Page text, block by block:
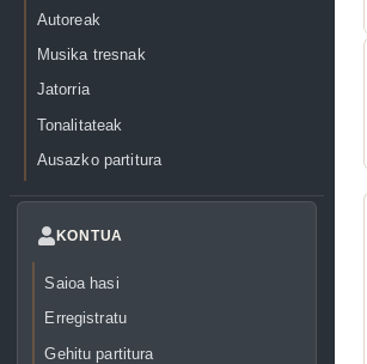
Autoreak
Musika tresnak
Jatorria
Tonalitateak
Ausazko partitura
KONTUA
Saioa hasi
Erregistratu
Gehitu partitura